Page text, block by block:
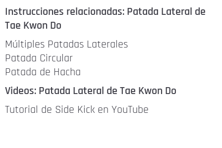
Instrucciones relacionadas: Patada Lateral de
Tae Kwon Do
Múltiples Patadas Laterales
Patada Circular
Patada de Hacha
Videos: Patada Lateral de Tae Kwon Do
Tutorial de Side Kick en YouTube